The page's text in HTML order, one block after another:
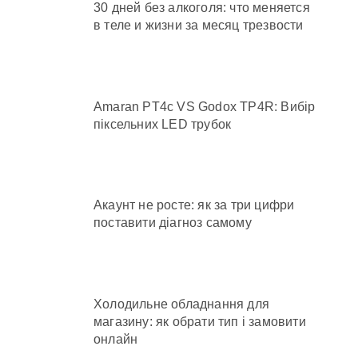
30 дней без алкоголя: что меняется
в теле и жизни за месяц трезвости
Amaran PT4c VS Godox TP4R: Вибір
піксельних LED трубок
Акаунт не росте: як за три цифри
поставити діагноз самому
Холодильне обладнання для
магазину: як обрати тип і замовити
онлайн